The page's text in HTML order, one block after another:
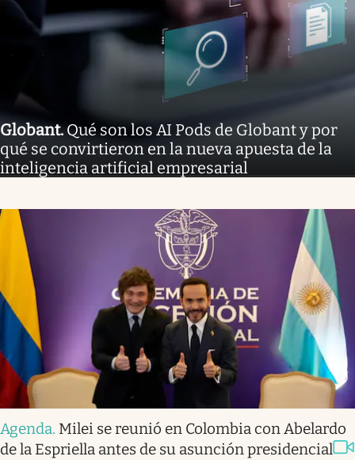
Globant.Qué son los AI Pods de Globant y por
qué se convirtieron en la nueva apuesta de la
inteligencia artificial empresarial
Agenda. Milei se reunió en Colombia con Abelardo
de la Espriella antes de su asunción presidencial